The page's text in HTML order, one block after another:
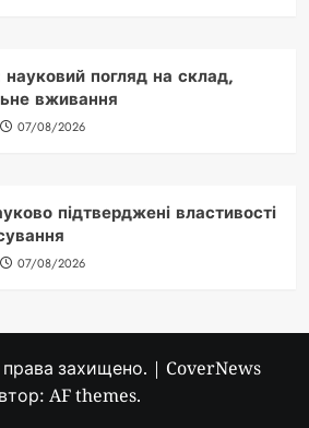
погляд на склад,
вживання
07/08/2026
підтверджені властивості
07/08/2026
захищено. | CoverNews
AF themes.